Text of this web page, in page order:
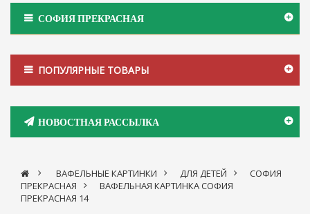
СОФИЯ ПРЕКРАСНАЯ
ПОПУЛЯРНЫЕ ТОВАРЫ
НОВОСТНАЯ РАССЫЛКА
> ВАФЕЛЬНЫЕ КАРТИНКИ > ДЛЯ ДЕТЕЙ >
СОФИЯ
ПРЕКРАСНАЯ
>
ВАФЕЛЬНАЯ КАРТИНКА СОФИЯ
ПРЕКРАСНАЯ 14